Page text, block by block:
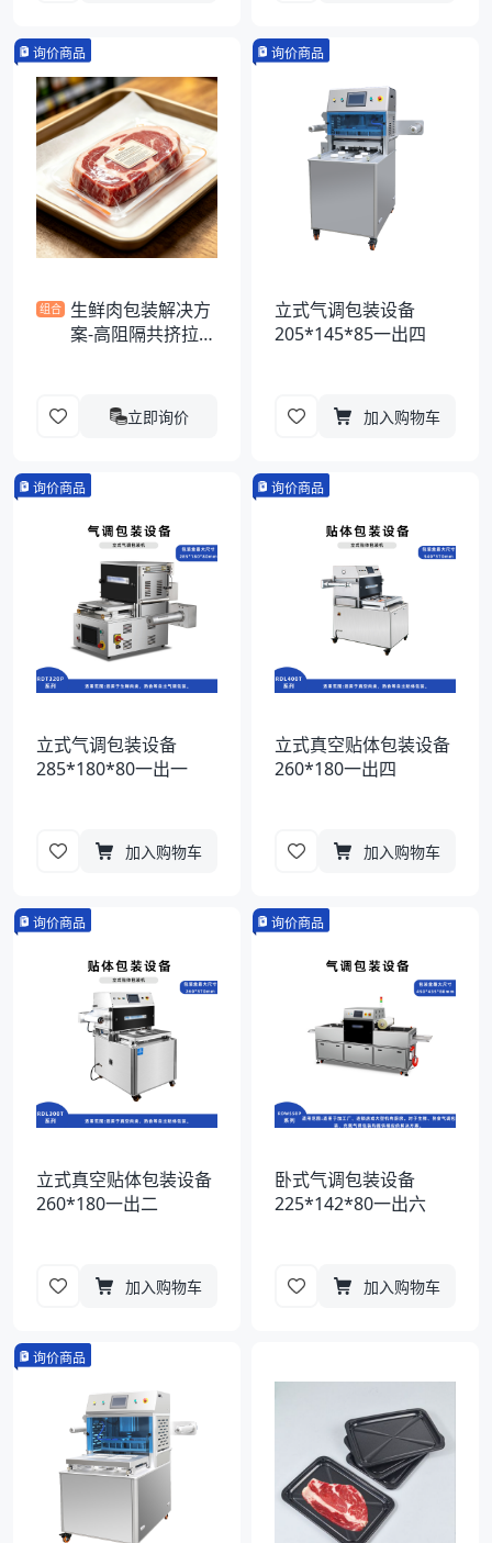
询价商品
组合 生鲜肉包装解决方
案-高阻隔共挤拉伸
立即询价
询价商品
立式气调包装设备
205*145*85一出四
加入购物车
询价商品
立式气调包装设备
285*180*80一出一
加入购物车
询价商品
立式真空贴体包装设备
260*180一出四
加入购物车
询价商品
立式真空贴体包装设备
260*180一出二
加入购物车
询价商品
卧式气调包装设备
225*142*80一出六
加入购物车
询价商品